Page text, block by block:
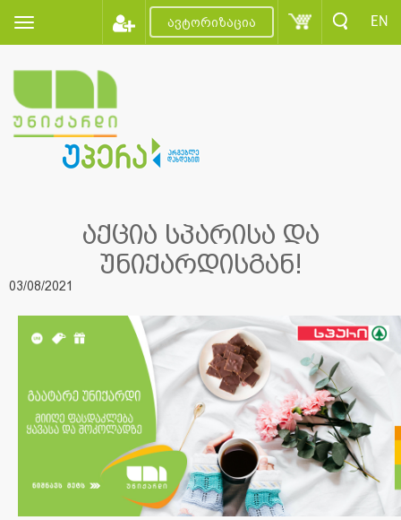
ავტორიზაცია EN
აქცია სპარისა და
უნიქარდისგან!
03/08/2021